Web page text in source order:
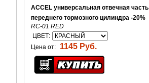
ACCEL универсальная отвечная часть
переднего тормозного цилиндра -20%
RC-01 RED
ЦВЕТ:
Цена от:
1145 Руб.